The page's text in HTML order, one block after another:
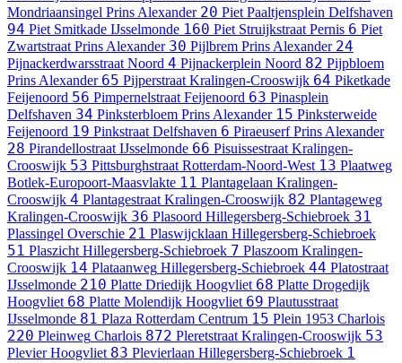
Mondriaansingel Prins Alexander 20 Piet Paaltjensplein Delfshaven
94 Piet Smitkade IJsselmonde 160 Piet Struijkstraat Pernis 6 Piet
Zwartstraat Prins Alexander 30 Pijlbrem Prins Alexander 24
Pijnackerdwarsstraat Noord 4 Pijnackerplein Noord 82 Pijpbloem
Prins Alexander 65 Pijperstraat Kralingen-Crooswijk 64 Piketkade
Feijenoord 56 Pimpernelstraat Feijenoord 63 Pinasplein
Delfshaven 34 Pinksterbloem Prins Alexander 15 Pinksterweide
Feijenoord 19 Pinkstraat Delfshaven 6 Piraeuserf Prins Alexander
28 Pirandellostraat IJsselmonde 66 Pisuissestraat Kralingen-
Crooswijk 53 Pittsburghstraat Rotterdam-Noord-West 13 Plaatweg
Botlek-Europoort-Maasvlakte 11 Plantagelaan Kralingen-
Crooswijk 4 Plantagestraat Kralingen-Crooswijk 82 Plantageweg
Kralingen-Crooswijk 36 Plasoord Hillegersberg-Schiebroek 31
Plassingel Overschie 21 Plaswijcklaan Hillegersberg-Schiebroek
51 Plaszicht Hillegersberg-Schiebroek 7 Plaszoom Kralingen-
Crooswijk 14 Plataanweg Hillegersberg-Schiebroek 44 Platostraat
IJsselmonde 210 Platte Driedijk Hoogvliet 68 Platte Drogedijk
Hoogvliet 68 Platte Molendijk Hoogvliet 69 Plautusstraat
IJsselmonde 81 Plaza Rotterdam Centrum 15 Plein 1953 Charlois
220 Pleinweg Charlois 872 Pleretstraat Kralingen-Crooswijk 53
Plevier Hoogvliet 83 Plevierlaan Hillegersberg-Schiebroek 1